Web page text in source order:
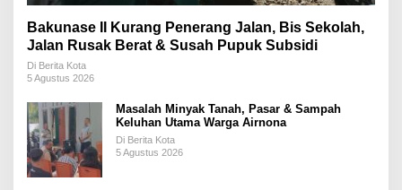
Bakunase II Kurang Penerang Jalan, Bis Sekolah,
Jalan Rusak Berat & Susah Pupuk Subsidi
Di Berita Kota
5 Agustus 2026
Masalah Minyak Tanah, Pasar & Sampah
Keluhan Utama Warga Airnona
Di Berita Kota
5 Agustus 2026